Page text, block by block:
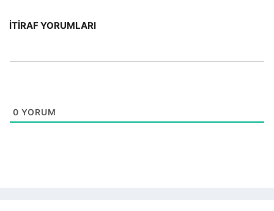
İTIRAF YORUMLARI
0 YORUM